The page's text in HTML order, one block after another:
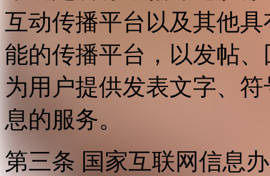
互动传播平台以及其他
能的传播平台，以发帖
为用户提供发表文字、
息的服务。
第三条 国家互联网信息